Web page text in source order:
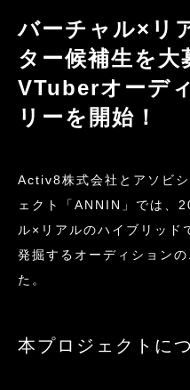
バーチャル×リ
ター候補生を
VTuberオーデ
リーを開始！
Activ8株式会社とアソビ
ェクト「ANNIN」では、
ル×リアルのハイブリッド
発掘するオーディション
た。
本プロジェクトに